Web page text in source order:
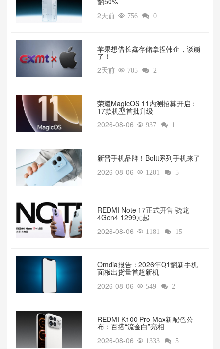
2天前  756  0
苹果想借长鑫存储拿捏韩企，谈崩
了！
2天前  705  2
荣耀MagicOS 11内测招募开启：
17款机型首批升级
2026-08-06  937  1
新晋手机品牌！Boltt系列手机来了
2026-08-06  1201  5
REDMI Note 17正式开售 骁龙
4Gen4 1299元起
2026-08-06  1181  15
Omdia报告：2026年Q1翻新手机
面板出货量首超新机
2026-08-06  549  2
REDMI K100 Pro Max新配色公
布：百搭“流金白”亮相
2026-08-06  1333  5